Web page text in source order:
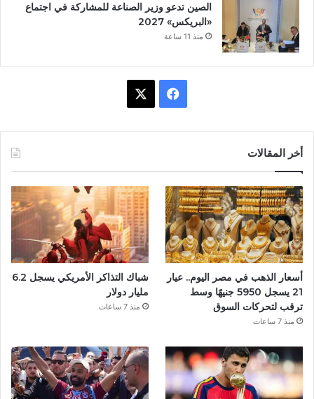
الصين تدعو وزير الصناعة للمشاركة في اجتماع
«البريكس» 2027
منذ 11 ساعة
و
ك
أخر المقالات
أسعار الذهب في مصر اليوم.. عيار
21 يسجل 5950 جنيهًا وسط
ترقب لتحركات السوق
منذ 7 ساعات
شباك التذاكر الأمريكي يسجل 6.2
مليار دولار
منذ 7 ساعات